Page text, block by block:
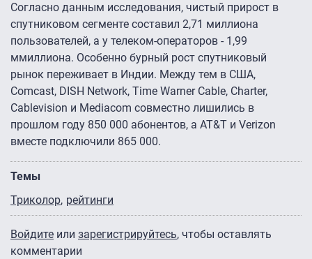
Согласно данным исследования, чистый прирост в
спутниковом сегменте составил 2,71 миллиона
пользователей, а у телеком-операторов - 1,99
ммиллиона. Особенно бурный рост спутниковый
рынок переживает в Индии. Между тем в США,
Comcast, DISH Network, Time Warner Cable, Charter,
Cablevision и Mediacom совместно лишились в
прошлом году 850 000 абонентов, а AT&T и Verizon
вместе подключили 865 000.
Темы
Триколор рейтинги
Войдите или зарегистрируйтесь, чтобы оставлять
комментарии